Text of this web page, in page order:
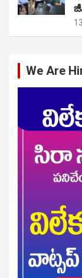
We Are